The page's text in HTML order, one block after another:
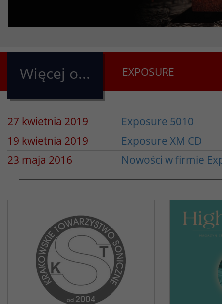
Więcej o... EXPOSURE
27 kwietnia 2019
Exposure 5010
19 kwietnia 2019
Exposure XM CD
23 maja 2016
Nowości w firmie